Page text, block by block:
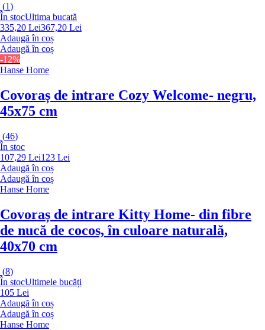
(1)
În stocUltima bucată
335,20 Lei367,20 Lei
Adaugă în coș
Adaugă în coș
-12%
Hanse Home
Covoraș de intrare Cozy Welcome- negru,
45x75 cm
(46)
În stoc
107,29 Lei123 Lei
Adaugă în coș
Adaugă în coș
Hanse Home
Covoraș de intrare Kitty Home- din fibre
de nucă de cocos, în culoare naturală,
40x70 cm
(8)
În stocUltimele bucăți
105 Lei
Adaugă în coș
Adaugă în coș
Hanse Home